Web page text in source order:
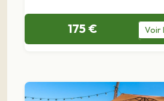
175 € Voir